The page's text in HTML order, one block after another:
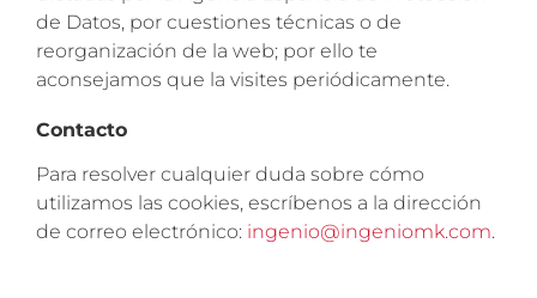
de Datos, por cuestiones técnicas o de
reorganización de la web; por ello te
aconsejamos que la visites periódicamente.
Contacto
Para resolver cualquier duda sobre cómo
utilizamos las cookies, escríbenos a la dirección
de correo electrónico: ingenio@ingeniomk.com.